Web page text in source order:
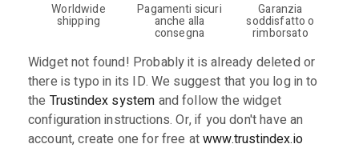
Worldwide
shipping
Pagamenti sicuri
anche alla
consegna
Garanzia
soddisfatto o
rimborsato
Widget not found! Probably it is already deleted or
there is typo in its ID. We suggest that you log in to
the Trustindex system and follow the widget
configuration instructions. Or, if you don't have an
account, create one for free atwww.trustindex.io